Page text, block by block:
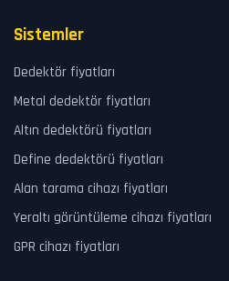
Sistemler
Dedektör fiyatları
Metal dedektör fiyatları
Altın dedektörü fiyatları
Define dedektörü fiyatları
Alan tarama cihazı fiyatları
Yeraltı görüntüleme cihazı fiyatları
GPR cihazı fiyatları